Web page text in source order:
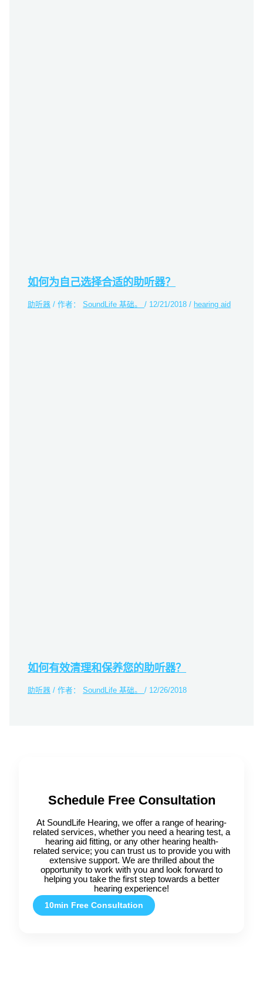
如何为自己选择合适的助听器？
助听器 / 作者： SoundLife 基础。/ 12/21/2018/ hearing aid
如何有效清理和保养您的助听器？
助听器 / 作者： SoundLife 基础。/ 12/26/2018
Schedule Free Consultation
At SoundLife Hearing, we offer a range of hearing-
related services, whether you need a hearing test, a
hearing aid fitting, or any other hearing health-
related service; you can trust us to provide you with
extensive support. We are thrilled about the
opportunity to work with you and look forward to
helping you take the first step towards a better
hearing experience!
10min Free Consultation